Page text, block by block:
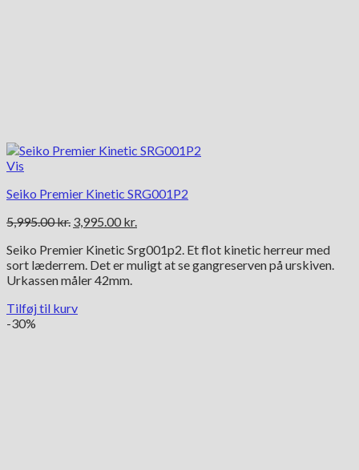
Vis
Seiko Premier Kinetic SRG001P2
5,995.00kr. Den
pris
var:
5,995.00 kr..
3,995.00 kr.
pris
er:
Seiko Premier Kinetic Srg001p2. Et flot kinetic herreur med
sort læderrem. Det er muligt at se gangreserven på urskiven.
Urkassen måler 42mm.
Tilføj til kurv
-30%